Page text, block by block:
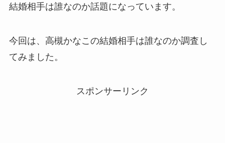
結婚相手は誰なのか話題になっています。
今回は、高槻かなこの結婚相手は誰なのか調査し
てみました。
スポンサーリンク